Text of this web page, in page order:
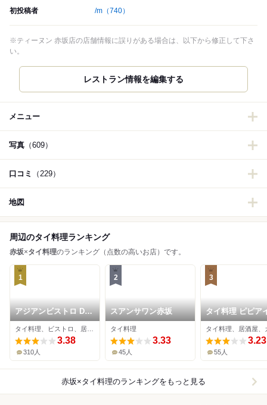
初投稿者 /m （740）
※ティーヌン 赤坂店の店舗情報に誤りがある場合は、以下から修正して下さ
い。
レストラン情報を編集する
メニュー
写真 （609）
口コミ （229）
地図
周辺のタイ料理ランキング
赤坂×タイ料理のランキング（点数の高いお店）です。
1
アジアンビストロ Dai
東京ガーデンテラス店
3.38
310人
2
スアンサワン赤坂
タイ料理
3.33
45人
3
タイ料理 ピピア
ンド 赤坂
タイ料理、居酒屋、
3.23
55人
赤坂×タイ料理のランキングをもっと見る